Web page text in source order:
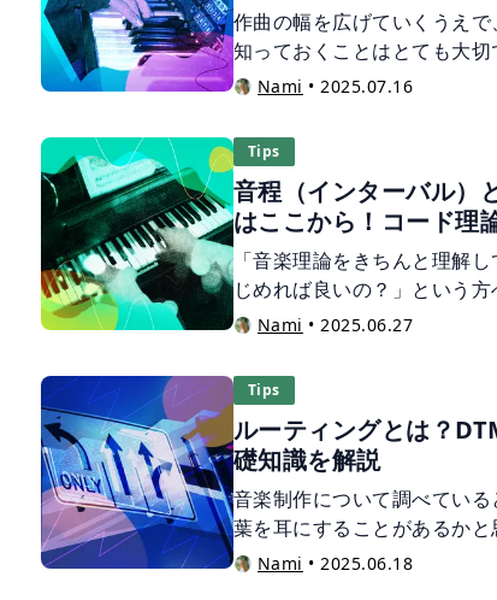
識をお届けします。アンプ
グだけでなく、ライブでも
作曲の幅を広げていくうえ
知っておくことはとても大
種類が多すぎて覚えきれな
の法則があり、その法則を覚
だけで構成音がわかるように
「コードとは？」という基
的にはコードネームを見て構
までを、わかりやすく解説し
Nami •2025.07.16
Tips
音程（インターバル）
はここから！コード理
「音楽理論をきちんと理解
じめれば良いの？」という
ください。 音程は、音楽理
は、音程（インターバル）に
仕組みをしっかり理解するこ
理解もスムーズになりますよ
Nami •2025.06.27
Tips
ルーティングとは？
礎知識を解説
音楽制作について調べてい
葉を耳にすることがあるかと
DTM で必要なルーティング
Nami •2025.06.18